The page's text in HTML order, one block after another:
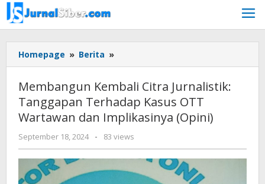
Skip
to
content
Homepage » Berita »
Kembali
Jurnalistik:
Tanggapan
Terhadap
Kasus
OTT
Wartawan
Implikasinya
Membangun Kembali Citra Jurnalistik:
Tanggapan Terhadap Kasus OTT
Wartawan dan Implikasinya (Opini)
September 18, 2024
by
Jurnalsiber
- 83 views